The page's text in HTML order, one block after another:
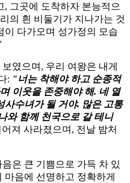
, 그곳에 도착하자 본능적으
의 흰 비둘기가 지나가는 것
이 다가오며 성가정의 모습
였으며, 우리 여왕은 내게
: "너는 착해야 하고 순종적
이웃을 존중해야 해. 네 열
사수녀가 될 거야. 많은 고통
와 함께 천국으로 갈 테니
져 사라졌으며, 전날 밤처
은 큰 기쁨으로 가득 차 있
음에 선명하고 정확하게